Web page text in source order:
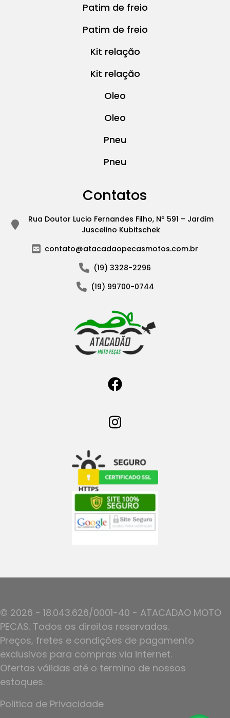
Patim de freio
Patim de freio
Kit relação
Kit relação
Oleo
Oleo
Pneu
Pneu
Contatos
Rua Doutor Lucio Fernandes Filho, Nº 591 – Jardim
Juscelino Kubitschek
contato@atacadaopecasmotos.com.br
(19) 3328-2296
(19) 99700-0744
© 2026 - 18.043.626/0001-40 - ATACADAO MOTO
PECAS. Todos os direitos reservados.
Preços, fretes e condições de pagamento
exclusivos para compras via internet.
Ofertas válidas até o termino de nossos
estoques.
Politica de Privacidade